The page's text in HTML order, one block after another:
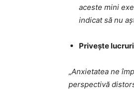
aceste mini
indicat să nu
Privește
„Anxietatea ne
perspectivă